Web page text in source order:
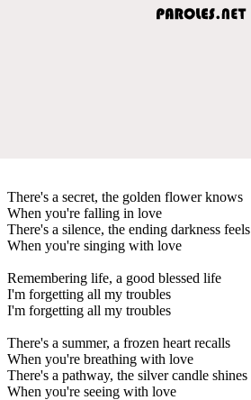
There's a secret, the golden flower knows
When you're falling in love
There's a silence, the ending darkness feels
When you're singing with love
Remembering life, a good blessed life
I'm forgetting all my troubles
I'm forgetting all my troubles
There's a summer, a frozen heart recalls
When you're breathing with love
There's a pathway, the silver candle shines
When you're seeing with love